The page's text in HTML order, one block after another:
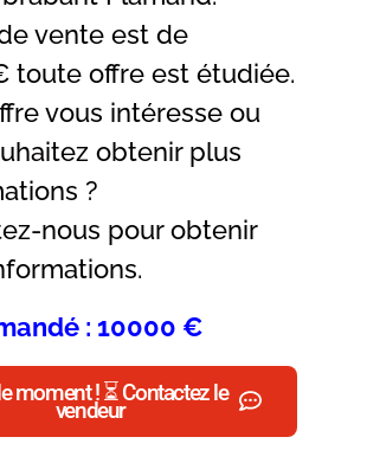
vente est de
toute offre est étudiée.
vous intéresse ou
obtenir plus
?
nous pour obtenir
: 10000 €
moment ! ⏳ Contactez le
vendeur